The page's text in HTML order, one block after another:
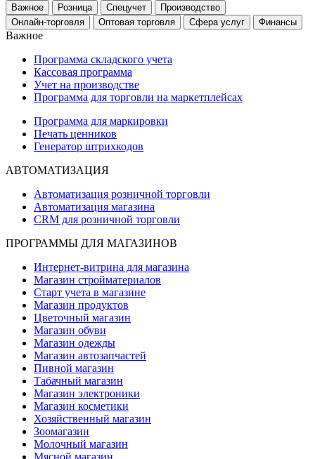
Важное Розница Спецучет
Производство
Онлайн-торговля
Оптовая торговля Сфера услуг Финансы
Важное
Программа складского учета
Кассовая программа
Учет на производстве
Программа для торговли на маркетплейсах
Программа для маркировки
Печать ценников
Генератор штрихкодов
АВТОМАТИЗАЦИЯ
Автоматизация розничной торговли
Автоматизация магазина
CRM для розничной торговли
ПРОГРАММЫ ДЛЯ МАГАЗИНОВ
Интернет-витрина для магазина
Магазин стройматериалов
Старт учета в магазине
Магазин продуктов
Цветочный магазин
Магазин обуви
Магазин одежды
Магазин автозапчастей
Пивной магазин
Табачный магазин
Магазин электроники
Магазин косметики
Хозяйственный магазин
Зоомагазин
Молочный магазин
Мясной магазин